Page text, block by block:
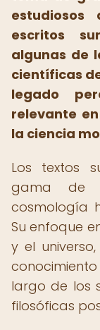
escritos
algunas de
científicas
legado
relevante
la ciencia
Los textos
gama de
cosmología
Su enfoque
y el
largo de los
filosóficas